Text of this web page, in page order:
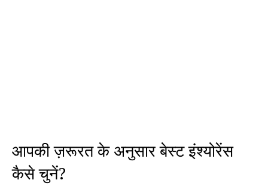
आपकी ज़रूरत के अनुसार बेस्ट इंश्योरेंस
कैसे चुनें?